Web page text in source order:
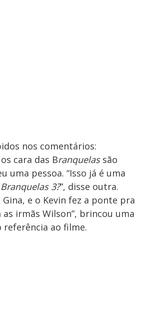
nos comentários:
cara das Branquelassão
uma pessoa. “Isso já é uma
3?”, disse outra.
Gina, e o Kevin fez a ponte pra
irmãs Wilson”, brincou uma
ao filme.